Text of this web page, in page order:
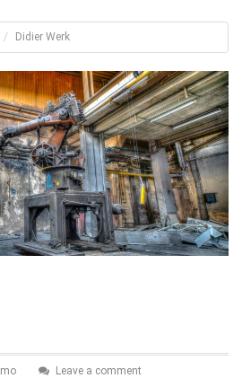
Didier Werk
Leave a comment